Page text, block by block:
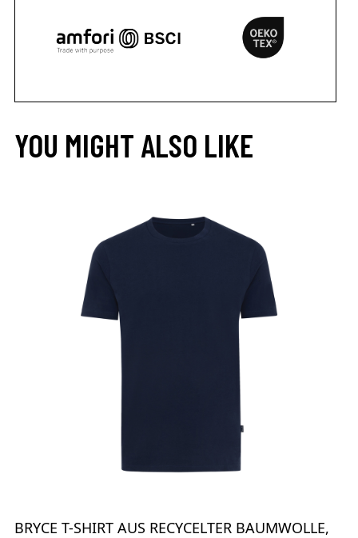
YOU MIGHT ALSO LIKE
BRYCE T-SHIRT AUS RECYCELTER BAUMWOLLE,